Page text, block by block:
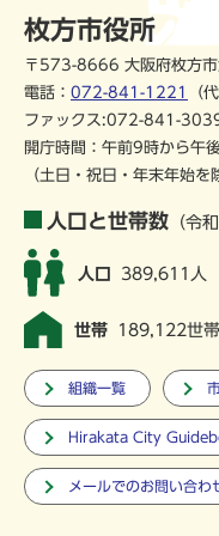
枚方市役所
〒573-8666 大阪府枚方
電話： 072-841-1221
（
ファックス:072-841-3039
開庁時間：午前9時から午
（土日・祝日・年末年始を
人口と世帯数 （令
人口 389,611人
世帯 189,122世帯
組織一覧
Hirakata City
メールでのお問い合わ